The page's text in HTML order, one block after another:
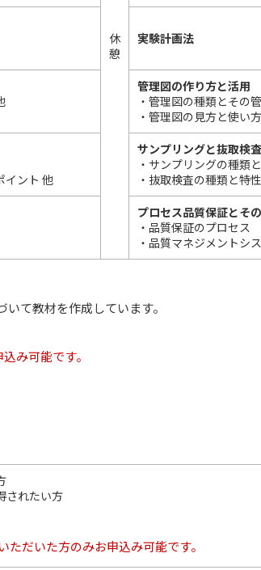
休
憩
実験計画法
管理図の作り方と活用
・管理図の種類とその
・管理図の見方と使い
イント 他
サンプリングと抜取検査
・サンプリングの種類
・抜取検査の種類と特
プロセス品質保証とそ
・品質保証のプロセス
・品質マネジメントシ
て教材を作成しています。
み可能です。
されたい方
だいた方のみお申込み可能です。